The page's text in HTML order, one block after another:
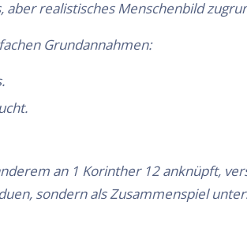
aber realistisches Menschenbild
Grundannahmen:
an 1 Korinther 12 anknüpft,
sondern als Zusammenspiel